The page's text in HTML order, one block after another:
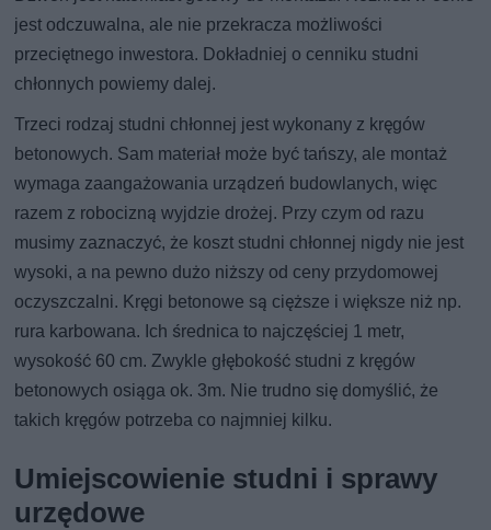
jest odczuwalna, ale nie przekracza możliwości
przeciętnego inwestora. Dokładniej o cenniku studni
chłonnych powiemy dalej.
Trzeci rodzaj studni chłonnej jest wykonany z kręgów
betonowych. Sam materiał może być tańszy, ale montaż
wymaga zaangażowania urządzeń budowlanych, więc
razem z robocizną wyjdzie drożej. Przy czym od razu
musimy zaznaczyć, że koszt studni chłonnej nigdy nie jest
wysoki, a na pewno dużo niższy od ceny przydomowej
oczyszczalni. Kręgi betonowe są cięższe i większe niż np.
rura karbowana. Ich średnica to najczęściej 1 metr,
wysokość 60 cm. Zwykle głębokość studni z kręgów
betonowych osiąga ok. 3m. Nie trudno się domyślić, że
takich kręgów potrzeba co najmniej kilku.
Umiejscowienie studni i sprawy
urzędowe